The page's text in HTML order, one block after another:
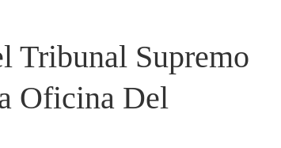
Tribunal Supremo
Oficina Del